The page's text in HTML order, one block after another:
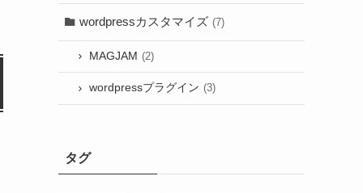
wordpressカスタマイズ (7)
MAGJAM (2)
wordpressプラグイン (3)
タグ